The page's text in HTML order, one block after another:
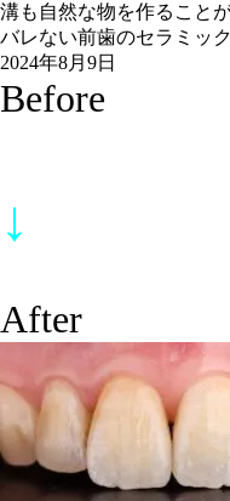
溝も自然な物を作ること
バレない前歯のセラミッ
2024年8月9日
Before
↓
After